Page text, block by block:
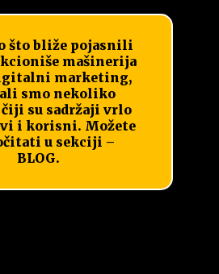
što bliže pojasnili
mašinerija
marketing,
smo nekoliko
čiji su sadržaji vrlo
i korisni. Možete
u sekciji –
BLOG.